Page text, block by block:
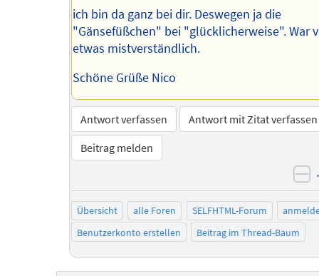
ich bin da ganz bei dir. Deswegen ja die
"Gänsefüßchen" bei "glücklicherweise". War
etwas mistverständlich.
Schöne Grüße Nico
Antwort verfassen
Antwort mit Zitat verfassen
Beitrag melden
Übersicht alle Foren SELFHTML-Forum
Benutzerkonto erstellen
Beitrag im Thread-Baum